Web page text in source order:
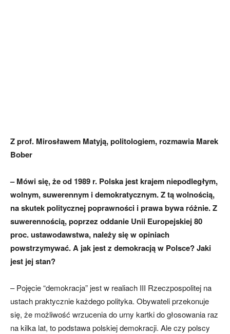
Z prof. Mirosławem Matyją, politologiem, rozmawia Marek
Bober
– Mówi się, że od 1989 r. Polska jest krajem niepodległym,
wolnym, suwerennym i demokratycznym. Z tą wolnością,
na skutek politycznej poprawności i prawa bywa różnie. Z
suwerennością, poprzez oddanie Unii Europejskiej 80
proc. ustawodawstwa, należy się w opiniach
powstrzymywać. A jak jest z demokracją w Polsce? Jaki
jest jej stan?
– Pojęcie “demokracja” jest w realiach III Rzeczpospolitej na
ustach praktycznie każdego polityka. Obywateli przekonuje
się, że możliwość wrzucenia do urny kartki do głosowania raz
na kilka lat, to podstawa polskiej demokracji. Ale czy polscy